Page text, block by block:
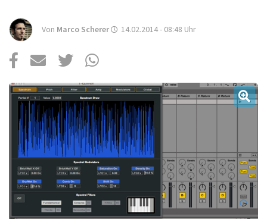
Von Marco Scherer 14.02.2014 - 08:48 Uhr